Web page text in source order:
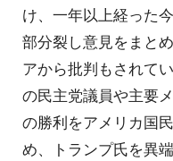
け、一年以上経った
部分裂し意見をまと
アから批判もされて
の民主党議員や主要
の勝利をアメリカ国
め、トランプ氏を異